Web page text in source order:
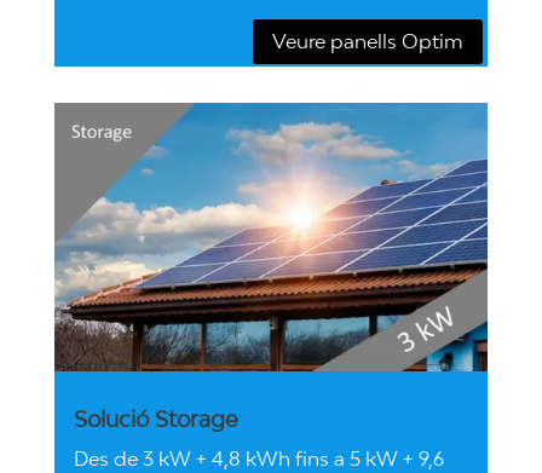
Veure panells Optim
Solució Storage
Des de 3 kW + 4,8 kWh fins a 5 kW + 9,6